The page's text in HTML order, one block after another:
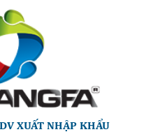
XUẤT NHẬP KHẨU